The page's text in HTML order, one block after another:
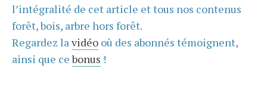
l’intégralité de cet article et tous nos contenus
forêt, bois, arbre hors forêt.
Regardez lavidéo où des abonnés témoignent,
ainsi que cebonus !